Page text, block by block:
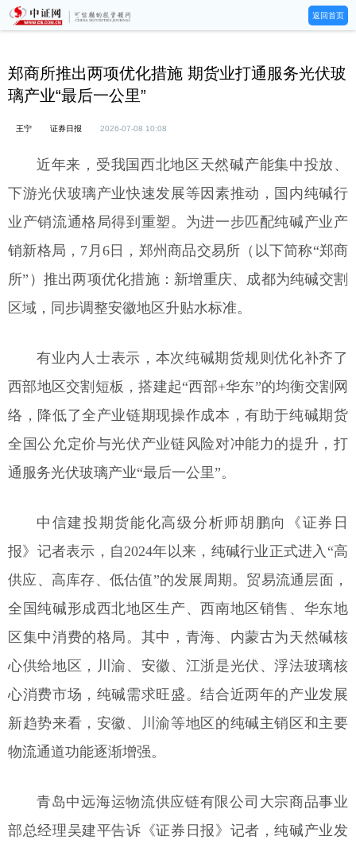
返回首页
郑商所推出两项优化措施 期货业打通服务光伏玻
璃产业“最后一公里”
王宁 证券日报 2026-07-08 10:08
近年来，受我国西北地区天然碱产能集中投放、
下游光伏玻璃产业快速发展等因素推动，国内纯碱行
业产销流通格局得到重塑。为进一步匹配纯碱产业产
销新格局，7月6日，郑州商品交易所（以下简称“郑商
所”）推出两项优化措施：新增重庆、成都为纯碱交割
区域，同步调整安徽地区升贴水标准。
有业内人士表示，本次纯碱期货规则优化补齐了
西部地区交割短板，搭建起“西部+华东”的均衡交割网
络，降低了全产业链期现操作成本，有助于纯碱期货
全国公允定价与光伏产业链风险对冲能力的提升，打
通服务光伏玻璃产业“最后一公里”。
中信建投期货能化高级分析师胡鹏向《证券日
报》记者表示，自2024年以来，纯碱行业正式进入“高
供应、高库存、低估值”的发展周期。贸易流通层面，
全国纯碱形成西北地区生产、西南地区销售、华东地
区集中消费的格局。其中，青海、内蒙古为天然碱核
心供给地区，川渝、安徽、江浙是光伏、浮法玻璃核
心消费市场，纯碱需求旺盛。结合近两年的产业发展
新趋势来看，安徽、川渝等地区的纯碱主销区和主要
物流通道功能逐渐增强。
青岛中远海运物流供应链有限公司大宗商品事业
部总经理吴建平告诉《证券日报》记者，纯碱产业发